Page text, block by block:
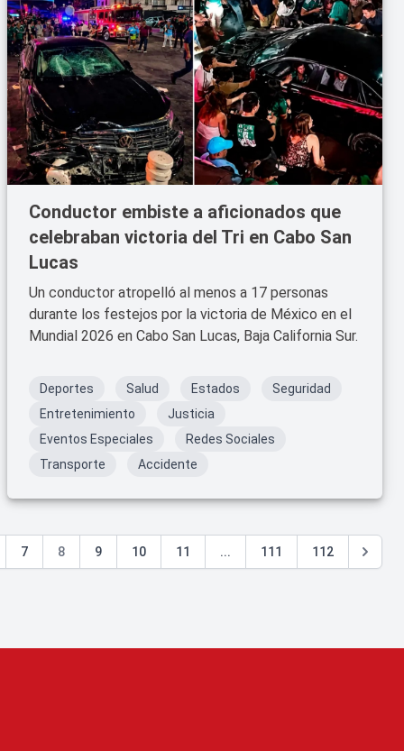
Conductor embiste a aficionados que
celebraban victoria del Tri en Cabo San
Lucas
Un conductor atropelló al menos a 17 personas
durante los festejos por la victoria de México en el
Mundial 2026 en Cabo San Lucas, Baja California Sur.
Deportes Salud Estados
Seguridad
Entretenimiento
Justicia
Eventos Especiales
Redes Sociales
Transporte
Accidente
7 8 9 10 11 ... 111 112